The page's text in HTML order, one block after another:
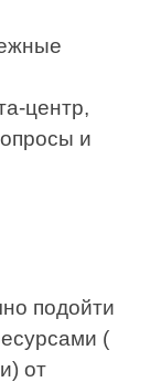
центр,
и
подойти
(
от